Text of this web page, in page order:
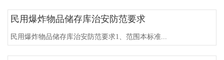
民用爆炸物品储存库治安防范要求
民用爆炸物品储存库治安防范要求1、范围本标准...